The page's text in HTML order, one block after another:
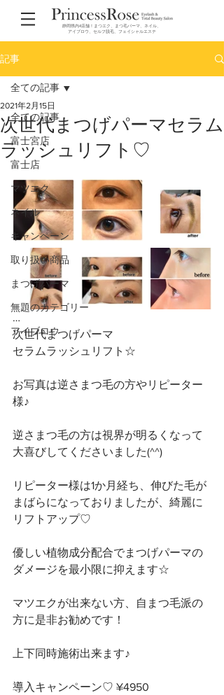
静岡県内4店舗！まつエク、まつ毛パーマ、ネイル、
アイブロウ、セルフ脱毛、フェイシャルエステ
記事
全ての記事
富士宮店
富士店
マツエク
ネイル
キャンペーン
取り扱い商品
まつげパーマ
無題のカテゴリー
アイブロウ
全ての記事
次世代まつげパーマセラム
ラッシュリフト♡
2021年2月15日
…
次世代まつげパーマ
セラムラッシュリフト☆
お写真は逆さまつ毛の方やリピーター
様♪
逆さまつ毛の方は視界が明るくなって
大喜びしてくださいました(^^)
リピーター様は1か月経ち、伸びた毛が
まばらになっておりましたが、綺麗に
リフトアップ♡
優しい植物成分配合でまつげパーマの
ダメージを最小限に抑えます☆
マツエクが出来ない方、自まつ毛派の
方に是非お勧めです！
上下同時施術出来ます♪
導入キャンペーン♡ ¥4950